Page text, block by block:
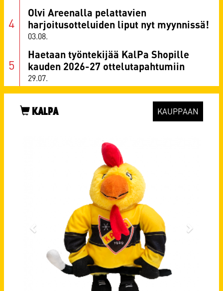
03.08.
Olvi Areenalla pelattavien
harjoitusotteluiden liput nyt myynnissä!
29.07.
Haetaan työntekijää KalPa Shopille
kauden 2026-27 ottelutapahtumiin
KALPA KAUPPAAN